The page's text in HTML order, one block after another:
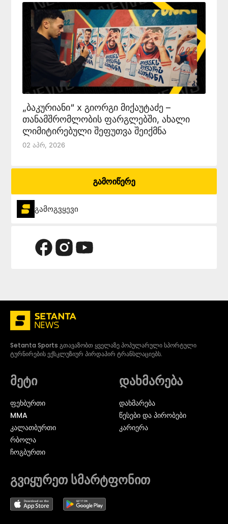
„ბაკურიანი“ x გიორგი მიქაუტაძე –
თანამშრომლობის ფარგლებში, ახალი
ლიმიტირებული შეფუთვა შეიქმნა
02 Აპრ, 2026
გამოიწერე
გამოგვყევი
Setanta Sports გთავაზობთ ყველაზე პოპულარული სპორტული
ტურნირების ექსკლუზიურ პირდაპირ ტრანსლაციებს.
მეტი
ᲤᲔᲮᲑᲣᲠᲗᲘ
MMA
ᲙᲐᲚᲐᲗᲑᲣᲠᲗᲘ
ᲠᲑᲝᲚᲐ
ᲩᲝᲒᲑᲣᲠᲗᲘ
დახმარება
დახმარება
წესები და პირობები
კარიერა
გვიყურეთ სმარტფონით